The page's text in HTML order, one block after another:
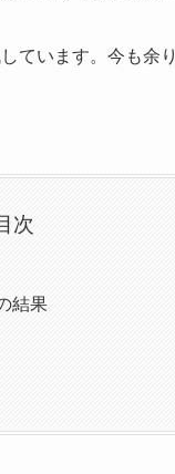
ています。今も余
次
結果